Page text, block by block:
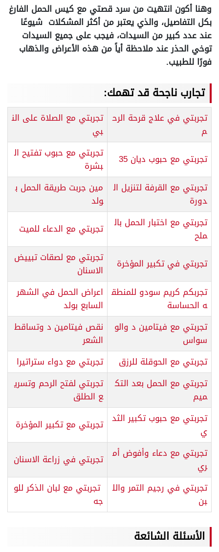
وهنا أكون انتهيت من سرد قصتي مع كيس الحمل الفارغ
بكل التفاصيل، والذي يعتبر من أكثر المشكلات شيوعًا
عند عدد كبير من السيدات، فيجب على جميع السيدات
توخي الحذر عند ملاحظة أياً من هذه الأعراض والذهاب
فورًا للطبيب.
تجارب ناجحة قد تهمك:
تجربتي في علاج قرحة الرح
م
تجربتي مع الصلاة على الن
بي
تجربتي مع حبوب ديان 35
تجربتي مع حبوب تفتيح ال
بشرة
تجربتي مع القرفة لتنزيل ال
دورة
مين جربت طريقة الحمل ب
ولد
تجربتي مع اختبار الحمل بال
ملح
تجربتي مع الدعاء للميت
تجربتي في تكبير المؤخرة
تجربتي مع لصقات تبييض
الاسنان
تجربكم كريم سودو للمنطق
ه الحساسة
اعراض الحمل في الشهر
السابع بولد
تجربتي مع فيتامين د والو
سواس
نقص فيتامين د وتساقط
الشعر
تجربتي مع الحوقلة للرزق
تجربتي مع دواء ستراتيرا
تجربتي مع الحمل بعد التك
ميم
تجربتي لفتح الرحم وتسري
ع الطلق
تجربتي مع حبوب تكبير الثد
ي
تجربتي مع تكبير المؤخرة
تجربتي مع دعاء وأفوض أم
ري
تجربتي في زراعة الاسنان
تجربتي في رجيم التمر والل
بن
تجربتي مع لبان الذكر للو
جه
الأسئلة الشائعة